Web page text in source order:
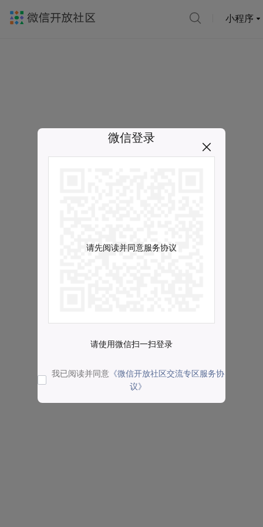
小程序
微信登录
请先阅读并同意服务协议
请使用微信扫一扫登录
我已阅读并同意 《微信开放社区交流专区服务协
议》